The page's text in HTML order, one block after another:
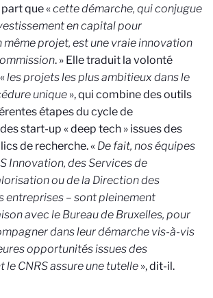
que «cette démarche, qui conjugue
en capital pour
projet, est une vraie innovation
. » Elle traduit la volonté
«les projets les plus ambitieux dans le
unique », qui combine des outils
étapes du cycle de
start-up « deep tech » issues des
de recherche. « De fait, nos équipes
Innovation, des Services de
ou de la Direction des
entreprises – sont pleinement
avec le Bureau de Bruxelles, pour
dans leur démarche vis-à-vis
opportunités issues des
CNRS assure une tutelle », dit-il.